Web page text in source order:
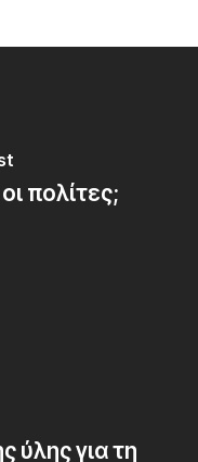
πολίτες;
ύλης για τη